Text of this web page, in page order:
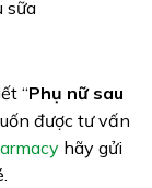
“Phụ nữ sau
được tư vấn
hãy gửi